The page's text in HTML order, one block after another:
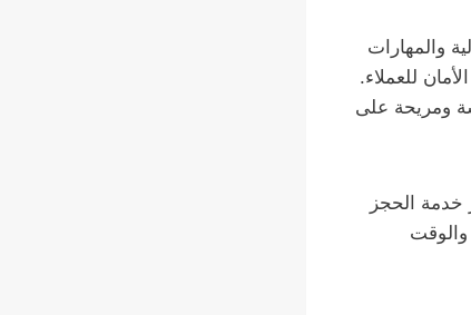
والمهارات
للعملاء.
ومريحة على
خدمة الحجز
والوقت